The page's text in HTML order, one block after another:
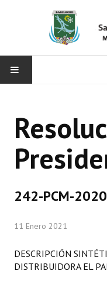
CONCEJO
Bloques Políticos
Comisiones Permanentes
Comisiones Especiales
Concejales Mandato
242-PCM-2020
11 Enero 2021
DESCRIPCIÓN
DISTRIBUIDORA EL